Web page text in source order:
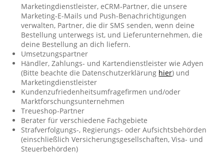
Marketingdienstleister, eCRM-Partner, die unsere
Marketing-E-Mails und Push-Benachrichtigungen
verwalten, Partner, die dir SMS senden, wenn deine
Bestellung unterwegs ist, und Lieferunternehmen, die
deine Bestellung an dich liefern.
Umsetzungspartner
Händler, Zahlungs- und Kartendienstleister wie Adyen
(Bitte beachte die Datenschutzerklärung hier) und
Marketingdienstleister
Kundenzufriedenheitsumfragefirmen und/oder
Marktforschungsunternehmen
Treueshop-Partner
Berater für verschiedene Fachgebiete
Strafverfolgungs-, Regierungs- oder Aufsichtsbehörden
(einschließlich Versicherungsgesellschaften, Visa- und
Steuerbehörden)